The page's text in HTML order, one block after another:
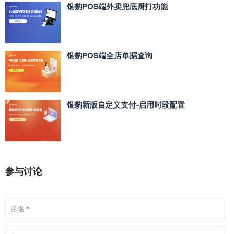
银豹POS端外卖兜底厨打功能
银豹POS端全店单据查询
银豹新版自定义支付‑启用时段配置
参与讨论
店名 *